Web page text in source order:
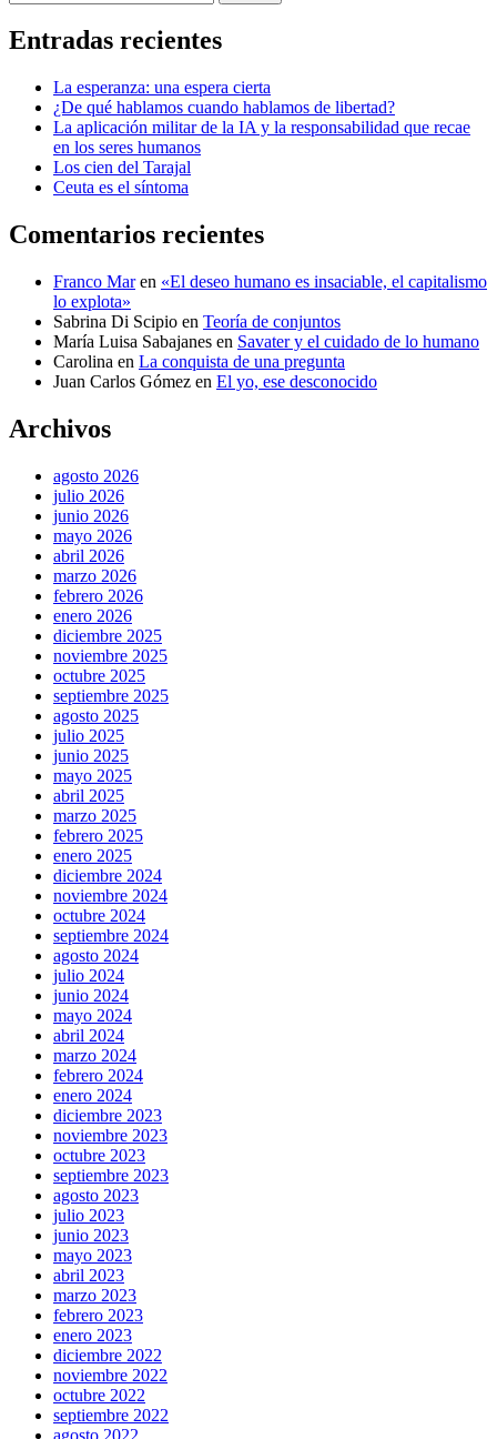
Entradas recientes
La esperanza: una espera cierta
¿De qué hablamos cuando hablamos de libertad?
La aplicación militar de la IA y la responsabilidad que recae
en los seres humanos
Los cien del Tarajal
Ceuta es el síntoma
Comentarios recientes
Franco Maren «El deseo humano es insaciable, el capitalismo
lo explota»
Sabrina Di Scipio en Teoría de conjuntos
María Luisa Sabajanes en Savater y el cuidado de lo humano
Carolina en La conquista de una pregunta
Juan Carlos Gómez en El yo, ese desconocido
Archivos
agosto 2026
julio 2026
junio 2026
mayo 2026
abril 2026
marzo 2026
febrero 2026
enero 2026
diciembre 2025
noviembre 2025
octubre 2025
septiembre 2025
agosto 2025
julio 2025
junio 2025
mayo 2025
abril 2025
marzo 2025
febrero 2025
enero 2025
diciembre 2024
noviembre 2024
octubre 2024
septiembre 2024
agosto 2024
julio 2024
junio 2024
mayo 2024
abril 2024
marzo 2024
febrero 2024
enero 2024
diciembre 2023
noviembre 2023
octubre 2023
septiembre 2023
agosto 2023
julio 2023
junio 2023
mayo 2023
abril 2023
marzo 2023
febrero 2023
enero 2023
diciembre 2022
noviembre 2022
octubre 2022
septiembre 2022
agosto 2022